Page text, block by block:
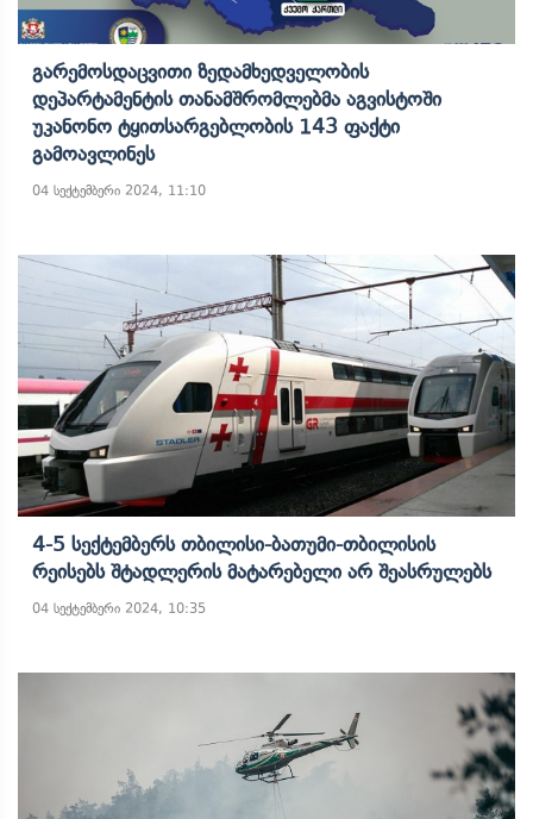
Გარემოსდაცვითი Ზედამხედველობის
Დეპარტამენტის Თანამშრომლებმა Აგვისტოში
Უკანონო Ტყითსარგებლობის 143 Ფაქტი
Გამოავლინეს
04 სექტემბერი 2024, 11:10
4-5 Სექტემბერს Თბილისი-Ბათუმი-Თბილისის
Რეისებს Შტადლერის Მატარებელი Არ Შეასრულებს
04 სექტემბერი 2024, 10:35